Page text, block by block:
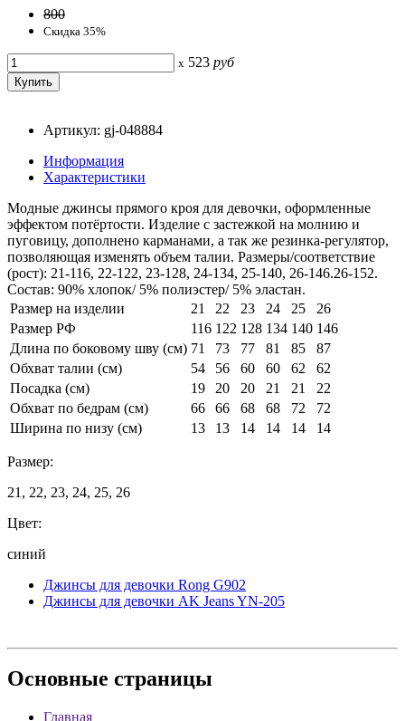
800
Скидка 35%
x 523 руб
Артикул: gj-048884
Информация
Характеристики
Модные джинсы прямого кроя для девочки, оформленные
эффектом потёртости. Изделие с застежкой на молнию и
пуговицу, дополнено карманами, а так же резинка-регулятор,
позволяющая изменять объем талии. Размеры/соответствие
(рост): 21-116, 22-122, 23-128, 24-134, 25-140, 26-146.26-152.
Состав: 90% хлопок/ 5% полиэстер/ 5% эластан.
Размер на изделии
21 22 23 24 25
26
Размер РФ
116 122 128 134 140 146
Длина по боковому шву (см) 71 73 77 81 85
87
Обхват талии (см)
54 56 60 60 62
62
Посадка (см)
19 20 20 21 21
22
Обхват по бедрам (см)
66 66 68 68 72
72
Ширина по низу (см)
13 13 14 14 14 14
Размер:
21, 22, 23, 24, 25, 26
Цвет:
синий
Джинсы для девочки Rong G902
Джинсы для девочки AK Jeans YN-205
Основные страницы
Главная